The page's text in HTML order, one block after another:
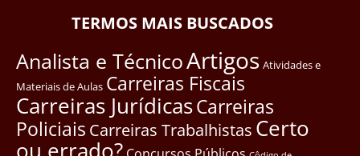
TERMOS MAIS BUSCADOS
Analista e TécnicoArtigos Atividades e
Materiais de Aulas Carreiras Fiscais
Carreiras JurídicasCarreiras
Policiais Carreiras Trabalhistas Certo
ou errado?